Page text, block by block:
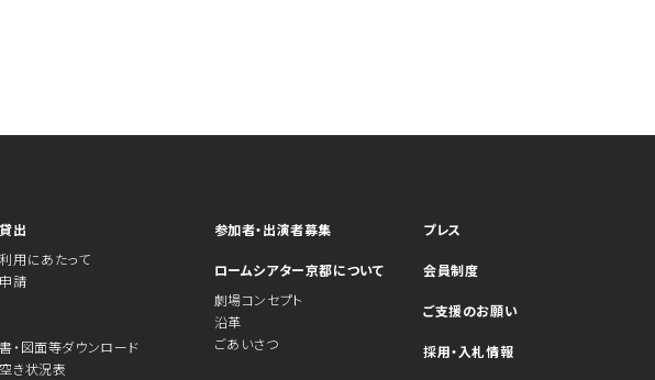
出
用にあたって
請
・図面等ダウンロード
き状況表
参加者・出演者募集
ロームシアター京都について
劇場コンセプト
沿革
ごあいさつ
プレス
会員制度
ご支援のお願い
採用・入札情報